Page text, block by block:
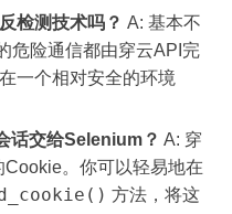
检测技术吗？ A: 基本不
危险通信都由穿云API完
一个相对安全的环境
话交给Selenium？ A: 穿
。你可以轻易地在
方法，将这